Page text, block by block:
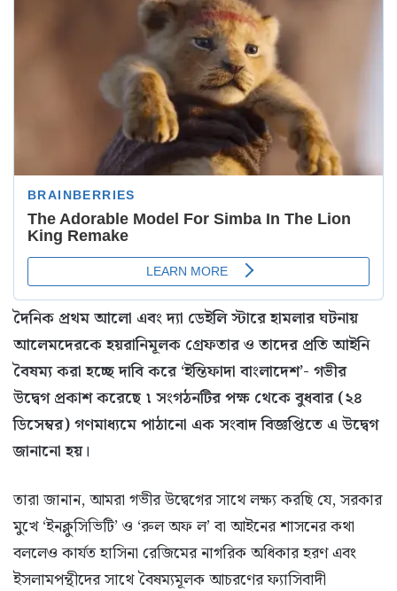
দৈনিক প্রথম আলো এবং দ্যা ডেইলি স্টারে হামলার ঘটনায়
আলেমদেরকে হয়রানিমূলক গ্রেফতার ও তাদের প্রতি আইনি
বৈষম্য করা হচ্ছে দাবি করে ‘ইন্তিফাদা বাংলাদেশ’- গভীর
উদ্বেগ প্রকাশ করেছে ৷ সংগঠনটির পক্ষ থেকে বুধবার (২৪
ডিসেম্বর) গণমাধ্যমে পাঠানো এক সংবাদ বিজ্ঞপ্তিতে এ উদ্বেগ
জানানো হয়।
তারা জানান, আমরা গভীর উদ্বেগের সাথে লক্ষ্য করছি যে, সরকার
মুখে ‘ইনক্লুসিভিটি’ ও ‘রুল অফ ল’ বা আইনের শাসনের কথা
বললেও কার্যত হাসিনা রেজিমের নাগরিক অধিকার হরণ এবং
ইসলামপন্থীদের সাথে বৈষম্যমূলক আচরণের ফ্যাসিবাদী